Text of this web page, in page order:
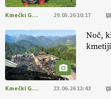
Kmečki Glas 29.05.26 10:17
Noč,
Kmečki Glas 23.06.26 13:43